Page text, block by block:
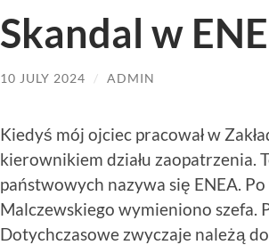
Skandal w
10 JULY 2024 / ADMIN
Kiedyś mój ojciec pracował w
kierownikiem działu zaopatrzenia.
państwowych nazywa się ENEA.
Malczewskiego wymieniono szefa.
Dotychczasowe zwyczaje należą